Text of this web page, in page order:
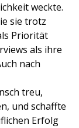
weckte.
sie trotz
Priorität
als ihre
nach
treu,
und schaffte
Erfolg